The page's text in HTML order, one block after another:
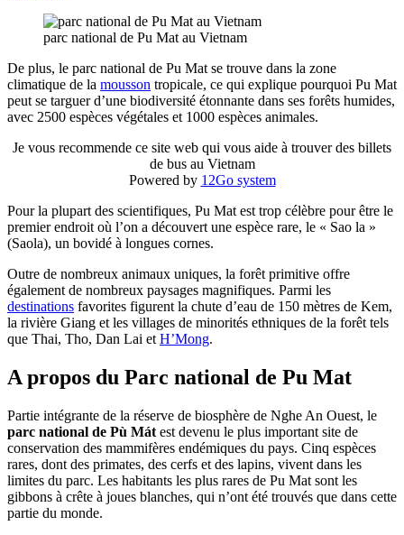
parc national de Pu Mat au Vietnam
De plus, le parc national de Pu Mat se trouve dans la zone
climatique de la mousson tropicale, ce qui explique pourquoi Pu Mat
peut se targuer d’une biodiversité étonnante dans ses forêts humides,
avec 2500 espèces végétales et 1000 espèces animales.
Je vous recommende ce site web qui vous aide à trouver des billets
de bus au Vietnam
Powered by 12Go system
Pour la plupart des scientifiques, Pu Mat est trop célèbre pour être le
premier endroit où l’on a découvert une espèce rare, le « Sao la »
(Saola), un bovidé à longues cornes.
Outre de nombreux animaux uniques, la forêt primitive offre
également de nombreux paysages magnifiques. Parmi les
destinations favorites figurent la chute d’eau de 150 mètres de Kem,
la rivière Giang et les villages de minorités ethniques de la forêt tels
que Thai, Tho, Dan Lai et H’Mong.
A propos du Parc national de Pu Mat
Partie intégrante de la réserve de biosphère de Nghe An Ouest, le
parc national de Pù Mát est devenu le plus important site de
conservation des mammifères endémiques du pays. Cinq espèces
rares, dont des primates, des cerfs et des lapins, vivent dans les
limites du parc. Les habitants les plus rares de Pu Mat sont les
gibbons à crête à joues blanches, qui n’ont été trouvés que dans cette
partie du monde.